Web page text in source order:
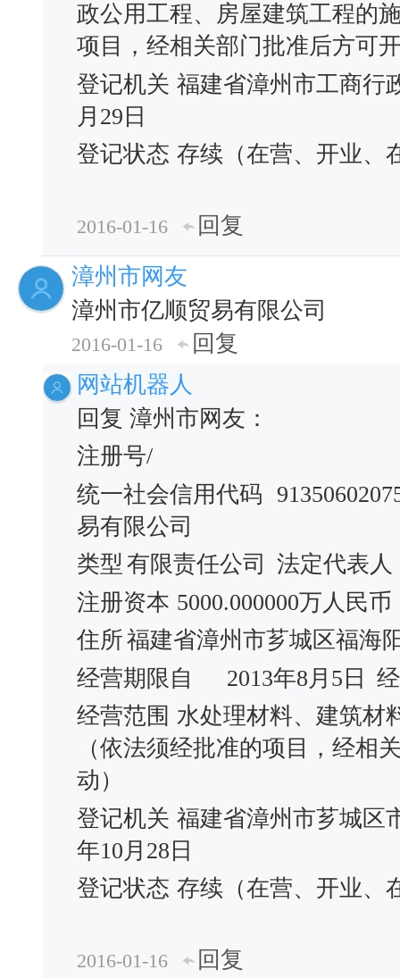
政公用工程、房屋建筑工程的
项目，经相关部门批准后方可
登记机关 福建省漳州市工商行
月29日
登记状态 存续（在营、开业、
2016-01-16
回复
漳州市网友
漳州市亿顺贸易有限公司
2016-01-16
回复
网站机器人
回复 漳州市网友：
注册号/
统一社会信用代码
易有限公司
类型 有限责任公司
法定代表人
注册资本 5000.000000万人民币
住所福建省漳州市芗城区福海
经营期限自
2013年8月5日
经营范围 水处理材料、建筑材
（依法须经批准的项目，经相
动）
登记机关 福建省漳州市芗城区
年10月28日
登记状态 存续（在营、开业、
2016-01-16
回复